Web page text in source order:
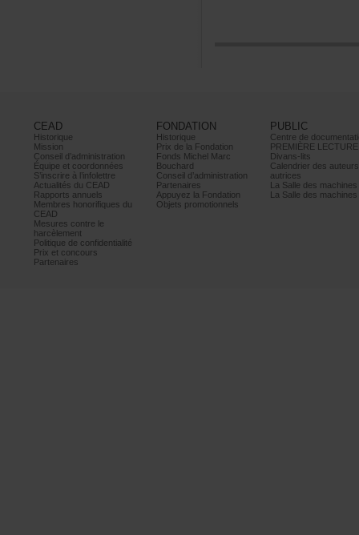
CEAD
Historique
Mission
Conseild’administration
Équipeetcoordonnées
S’inscrireàl’infolettre
ActualitésduCEAD
Rapportsannuels
Membreshonorifiquesdu
CEAD
Mesurescontrele
harcèlement
Politiquedeconfidentialité
Prixetconcours
Partenaires
FONDATION
Historique
PrixdelaFondation
FondsMichelMarc
Bouchard
Conseild’administration
Partenaires
AppuyezlaFondation
Objetspromotionnels
PUBLIC
PREMIÈRELECTURE
Divans-lits
autrices